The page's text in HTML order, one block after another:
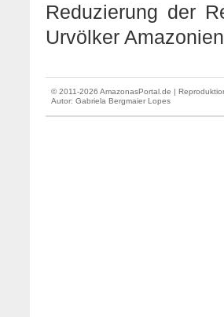
Reduzierung der
Urvölker
© 2011-2026 AmazonasPortal.de |
Autor: Gabriela Bergmaier Lopes